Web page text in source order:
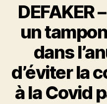
DEFAKER
un
dans
d’éviter la
à la Covid